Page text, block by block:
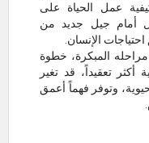
عمل الحياة على
أمام جيل جديد من
الإنسان.
مراحله المبكرة، خطوة
تعقيداً، قد تغير
وتوفر فهماً أعمق